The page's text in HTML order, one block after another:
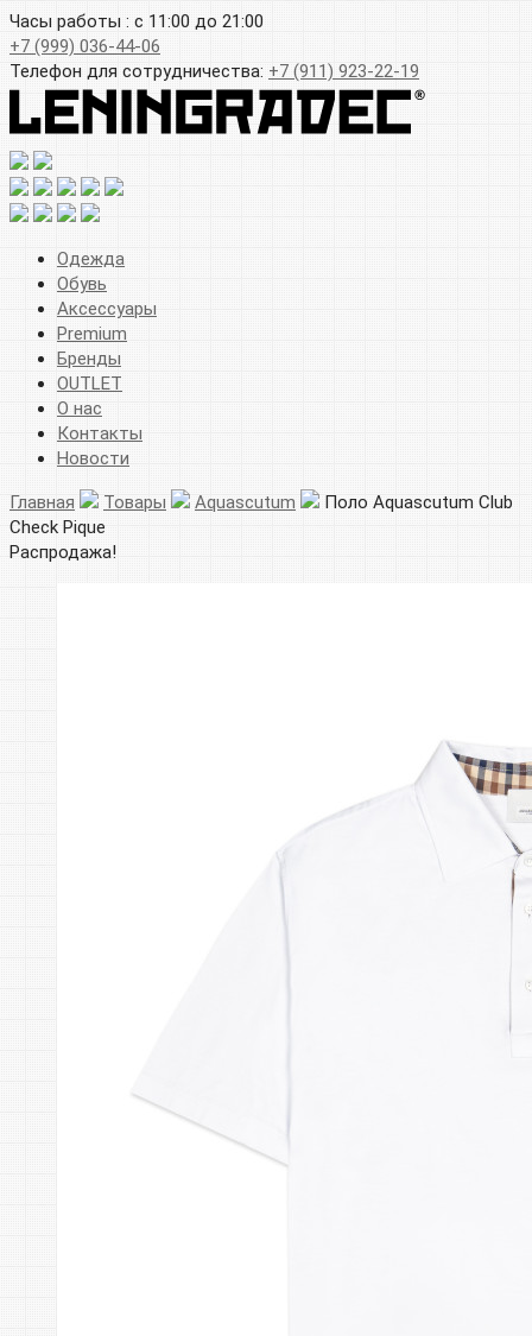
Часы работы : с 11:00 до 21:00
+7 (999) 036-44-06
Телефон для сотрудничества: +7 (911) 923-22-19
Одежда
Обувь
Аксессуары
Premium
Бренды
OUTLET
О нас
Контакты
Новости
Главная Товары Aquascutum
Поло Aquascutum Club
Check Pique
Распродажа!